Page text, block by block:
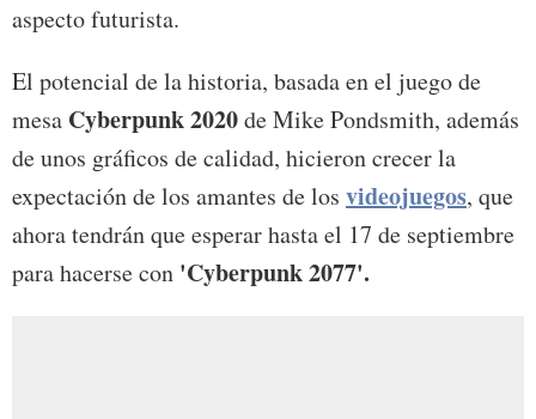
aspecto futurista.
El potencial de la historia, basada en el juego de
mesa Cyberpunk 2020de Mike Pondsmith, además
de unos gráficos de calidad, hicieron crecer la
expectación de los amantes de los videojuegos, que
ahora tendrán que esperar hasta el 17 de septiembre
para hacerse con 'Cyberpunk 2077'.